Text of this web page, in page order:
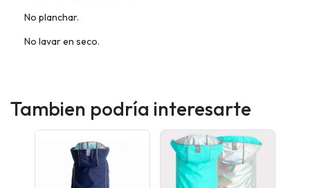
No planchar.
No lavar en seco.
Tambien podría interesarte